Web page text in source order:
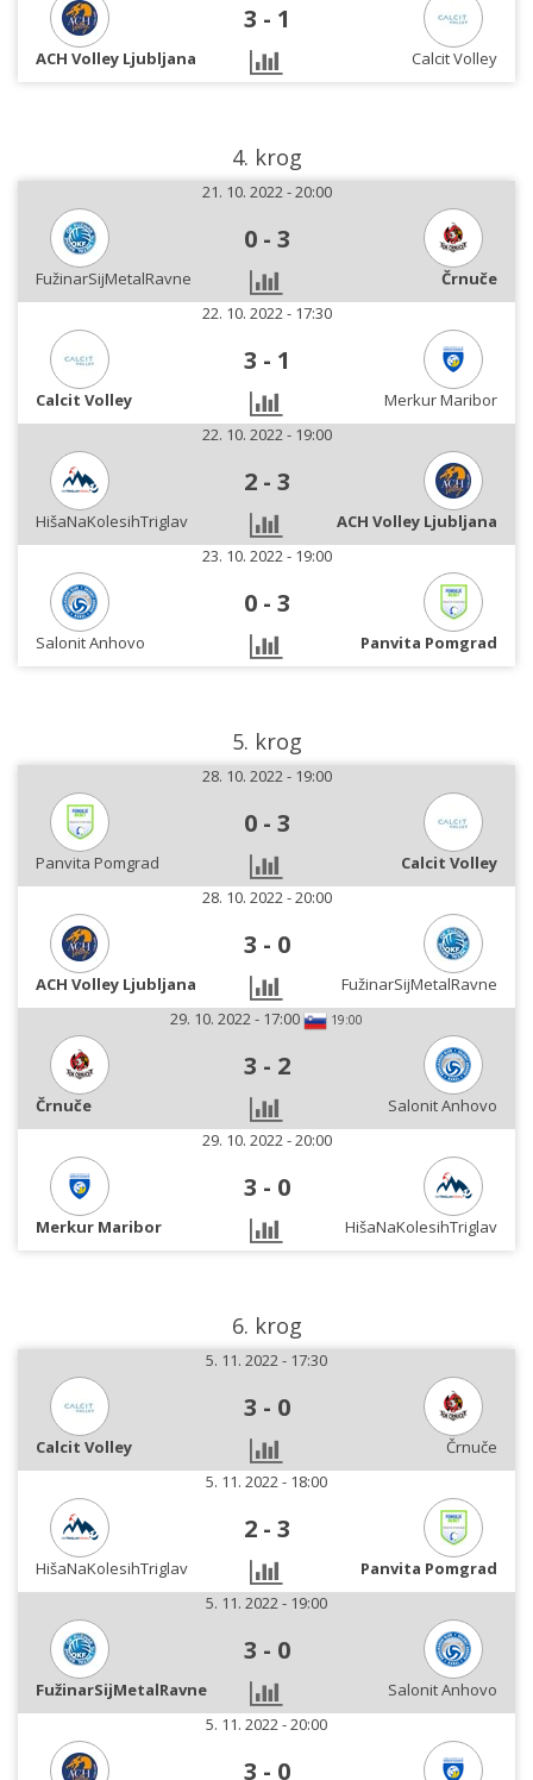
3 - 1
ACH Volley Ljubljana Calcit Volley
4. krog
21. 10. 2022 - 20:00
0 - 3
FužinarSijMetalRavne
Črnuče
22. 10. 2022 - 17:30
3 - 1
Calcit Volley
Merkur Maribor
22. 10. 2022 - 19:00
2 - 3
HišaNaKolesihTriglav
ACH Volley Ljubljana
23. 10. 2022 - 19:00
0 - 3
Salonit Anhovo Panvita Pomgrad
5. krog
28. 10. 2022 - 19:00
0 - 3
Panvita Pomgrad
Calcit Volley
28. 10. 2022 - 20:00
3 - 0
ACH Volley Ljubljana
FužinarSijMetalRavne
29. 10. 2022 - 17:00
19:00
3 - 2
Črnuče
Salonit Anhovo
29. 10. 2022 - 20:00
3 - 0
Merkur Maribor HišaNaKolesihTriglav
6. krog
5. 11. 2022 - 17:30
3 - 0
Calcit Volley
Črnuče
5. 11. 2022 - 18:00
2 - 3
HišaNaKolesihTriglav
Panvita Pomgrad
5. 11. 2022 - 19:00
3 - 0
FužinarSijMetalRavne
Salonit Anhovo
5. 11. 2022 - 20:00
3 - 0